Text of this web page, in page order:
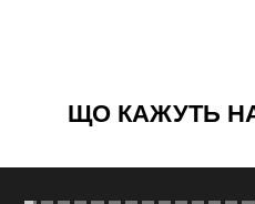
ЩО КАЖУТЬ